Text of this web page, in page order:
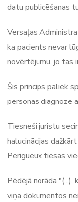
datu publicēšanas
Versaļas
ka pacients nevar
novērtējumu, jo tas
Šis princips paliek
personas diagnoze
Tiesneši juristu
halucinācijas
Perigueux tiesas
Pēdējā norāda
viņa dokumentos